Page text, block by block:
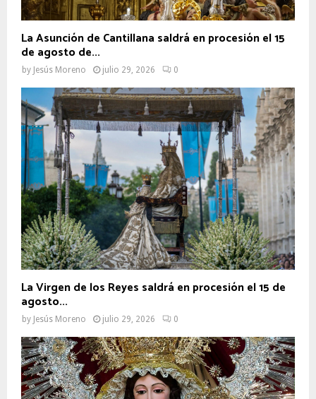
La Asunción de Cantillana saldrá en procesión el 15
de agosto de...
by Jesús Moreno julio 29, 2026 0
La Virgen de los Reyes saldrá en procesión el 15 de
agosto...
by Jesús Moreno julio 29, 2026 0